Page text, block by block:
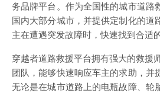
务品牌平台。作为全国性的城市道路
国内大部分城市，并提供定制化的道
主在遭遇突发故障时，快速找到合适
穿越者道路救援平台拥有强大的救援
团队，能够快速响应车主的求助，并
无论是在城市道路上的电瓶故障、轮